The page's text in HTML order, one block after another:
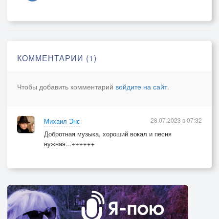
Над горой туман упадёт.
Старый волк завоет от боли.
Он остался там, но героем.
И снова не чувствую руки свои.
Только смерть за спиной!
Снова в бой!
И снова не чувствую руки свои.
Только смерть за спиной!
КОММЕНТАРИИ (1)
Чтобы добавить комментарий войдите на сайт.
Михаил Энс
Добротная музыка, хороший вокал и песня
нужная...++++++
28.07.2023 в 07:32